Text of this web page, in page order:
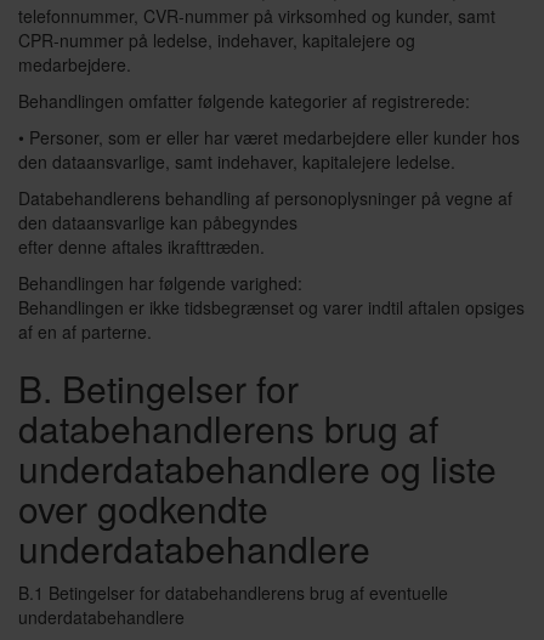
telefonnummer, CVR-nummer på virksomhed og kunder, samt
CPR-nummer på ledelse, indehaver, kapitalejere og
medarbejdere.
Behandlingen omfatter følgende kategorier af registrerede:
• Personer, som er eller har været medarbejdere eller kunder hos
den dataansvarlige, samt indehaver, kapitalejere ledelse.
Databehandlerens behandling af personoplysninger på vegne af
den dataansvarlige kan påbegyndes
efter denne aftales ikrafttræden.
Behandlingen har følgende varighed:
Behandlingen er ikke tidsbegrænset og varer indtil aftalen opsiges
af en af parterne.
B. Betingelser for
databehandlerens brug af
underdatabehandlere og liste
over godkendte
underdatabehandlere
B.1 Betingelser for databehandlerens brug af eventuelle
underdatabehandlere